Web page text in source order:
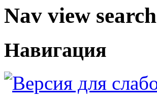
Nav view search
Навигация